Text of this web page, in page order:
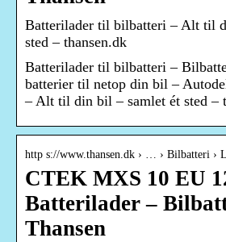
Batterilader til bilbatteri – Alt til
sted – thansen.dk
Batterilader til bilbatteri –
batterier til netop din bil –
– Alt til din bil – samlet ét sted –
http s://www.thansen.dk › … › Bilbatteri ›
CTEK MXS 10 EU
Batterilader –
Thansen